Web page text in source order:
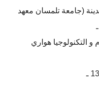
(جامعة تلمسان معهد
و التكنولوجيا هواري